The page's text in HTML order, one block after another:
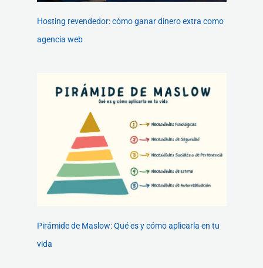
Hosting revendedor: cómo ganar dinero extra como
agencia web
Pirámide de Maslow: Qué es y cómo aplicarla en tu
vida